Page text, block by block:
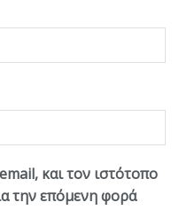
και τον ιστότοπο
την επόμενη φορά